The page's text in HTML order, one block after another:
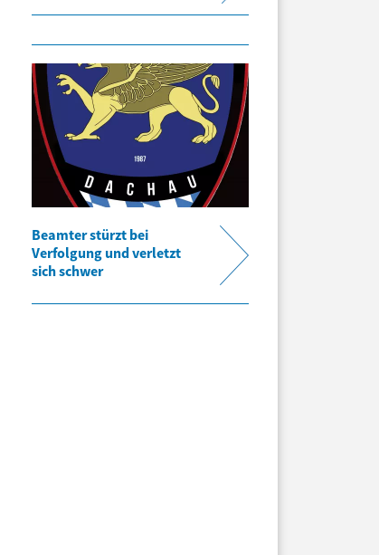
Beamter stürzt bei
Verfolgung und verletzt
sich schwer